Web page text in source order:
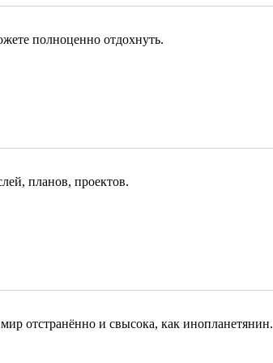
полноценно отдохнуть.
планов, проектов.
отстранённо и свысока, как инопланетянин.